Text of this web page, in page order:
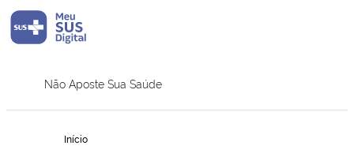
Não Aposte Sua Saúde
Página inicial
Início